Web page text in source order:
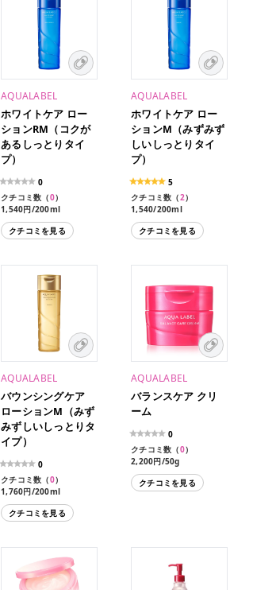
AQUALABEL
ホワイトケア ロー
ションRM（コクが
あるしっとりタイ
プ）
0
クチコミ数（0）
1,540円/200ml
1,320円/180ml
クチコミを見る
AQUALABEL
ホワイトケア ロー
ションM（みずみず
しいしっとりタイ
プ）
5
クチコミ数（2）
1,540/200ml
1,320円/180ml（レフィ
ル）クチコミを見る
AQUALABEL
バウンシングケア
ローションM（みず
みずしいしっとりタ
イプ）
0
クチコミ数（0）
1,760円/200ml
クチコミを見る
AQUALABEL
バランスケア クリ
ーム
0
クチコミ数（0）
2,200円/50g
クチコミを見る